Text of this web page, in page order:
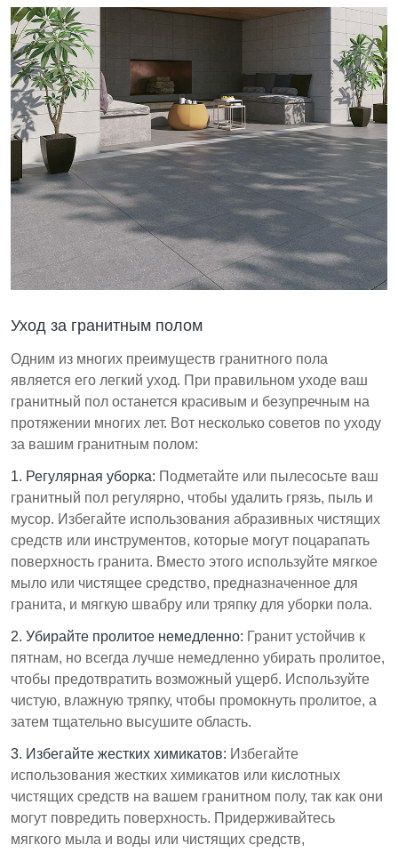
Уход за гранитным полом
Одним из многих преимуществ гранитного пола
является его легкий уход. При правильном уходе ваш
гранитный пол останется красивым и безупречным на
протяжении многих лет. Вот несколько советов по уходу
за вашим гранитным полом:
1. Регулярная уборка: Подметайте или пылесосьте ваш
гранитный пол регулярно, чтобы удалить грязь, пыль и
мусор. Избегайте использования абразивных чистящих
средств или инструментов, которые могут поцарапать
поверхность гранита. Вместо этого используйте мягкое
мыло или чистящее средство, предназначенное для
гранита, и мягкую швабру или тряпку для уборки пола.
2. Убирайте пролитое немедленно: Гранит устойчив к
пятнам, но всегда лучше немедленно убирать пролитое,
чтобы предотвратить возможный ущерб. Используйте
чистую, влажную тряпку, чтобы промокнуть пролитое, а
затем тщательно высушите область.
3. Избегайте жестких химикатов: Избегайте
использования жестких химикатов или кислотных
чистящих средств на вашем гранитном полу, так как они
могут повредить поверхность. Придерживайтесь
мягкого мыла и воды или чистящих средств,